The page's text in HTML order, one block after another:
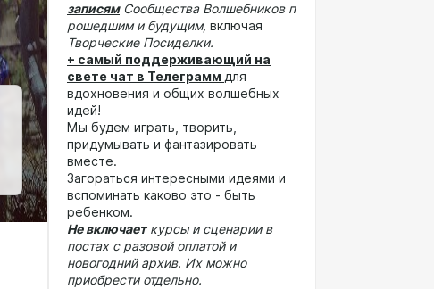
записям Сообщества Волшебников п
рошедшим и будущим, включая
Творческие Посиделки.
+ самый поддерживающий на
свете чат в Телеграмм для
вдохновения и общих волшебных
идей!
Мы будем играть, творить,
придумывать и фантазировать
вместе.
Загораться интересными идеями и
вспоминать каково это - быть
ребенком.
Не включаеткурсы и сценарии в
постах с разовой оплатой и
новогодний архив. Их можно
приобрести отдельно.